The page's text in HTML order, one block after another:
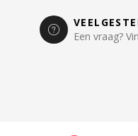
Een vraag?